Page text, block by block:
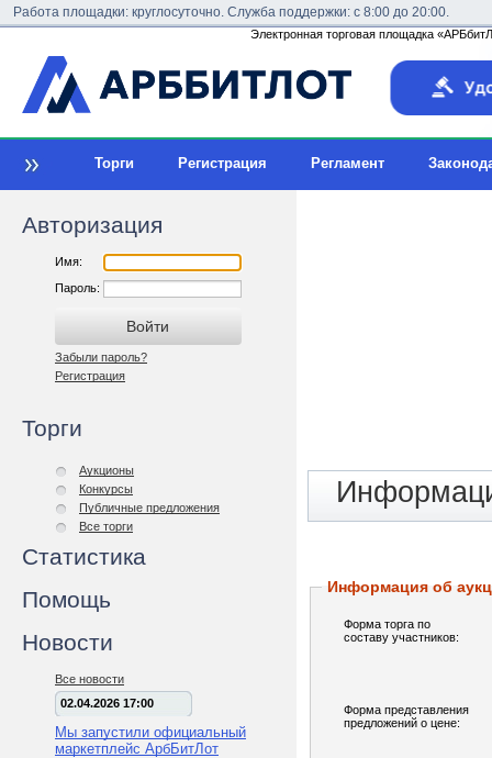
Работа площадки: круглосуточно. Служба поддержки: с 8:00 до 20:00.
Электронная торговая площадка
Торги Регистрация Регламент
Авторизация
Имя:
Пароль:
Забыли пароль?
Регистрация
Торги
Аукционы
Конкурсы
Публичные предложения
Все торги
Статистика
Помощь
Новости
Все новости
02.04.2026 17:00
Мы запустили официальный
маркетплейс АрбБитЛот
Информация об
Форма торга по
составу участников:
Форма представления
предложений о цене: